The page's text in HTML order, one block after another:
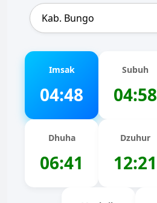
Imsak
04:48
Subuh
04:58
Dhuha
06:41
Dzuhur
12:21